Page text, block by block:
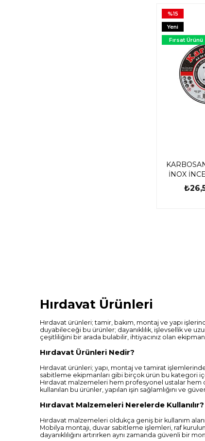
İNOX
%15
Yeni
Ürün
Fırsat Ürünü
Hırdavat Ürünleri
Hırdavat ürünleri; tamir, bakım, montaj ve yapı
duyabileceği bu ürünler; dayanıklılık, işlevsellik ve
çeşitliliğini bir arada bulabilir, ihtiyacınız olan
Hırdavat Ürünleri Nedir?
Hırdavat ürünleri; yapı, montaj ve tamirat
sabitleme ekipmanları gibi birçok ürün bu kategori
Hırdavat malzemeleri hem profesyonel ustalar hem
kullanılan bu ürünler, yapılan işin sağlamlığını ve
Hırdavat Malzemeleri Nerelerde Kullanılır?
Hırdavat malzemeleri oldukça geniş bir kullanım
Mobilya montajı, duvar sabitleme işlemleri, raf
dayanıklılığını artırırken aynı zamanda güvenli bir